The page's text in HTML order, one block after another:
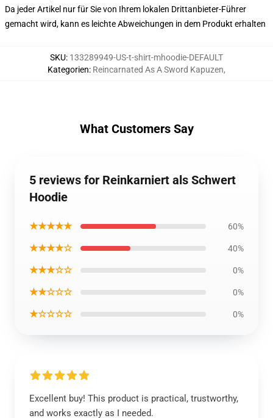
Da jeder Artikel nur für Sie von Ihrem lokalen Drittanbieter-Führer
gemacht wird, kann es leichte Abweichungen in dem Produkt erhalten
SKU: 133289949-US-t-shirt-mhoodie-DEFAULT
Kategorien: Reincarnated As A Sword Kapuzen,
What Customers Say
5 reviews for Reinkarniert als Schwert
Hoodie
★★★★★ 60%
★★★★☆ 40%
★★★☆☆ 0%
★★☆☆☆ 0%
★☆☆☆☆ 0%
Excellent buy! This product is practical, trustworthy,
and works exactly as I needed.